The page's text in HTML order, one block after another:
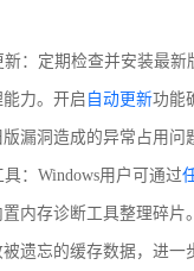
：定期检查并安装最新
力。开启 自动更新功能
漏洞造成的异常占用问
：Windows用户可通过
内存诊断工具整理碎片
遗忘的缓存数据，进一